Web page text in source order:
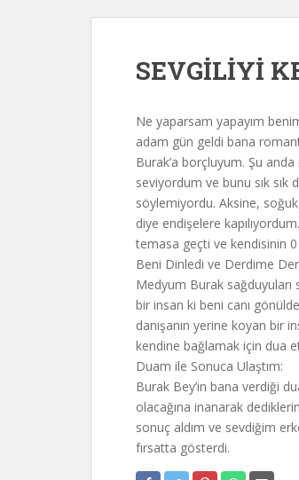
SEVGİLİYİ
Ne yaparsam yapayım
adam gün geldi bana
Burak’a borçluyum. Şu
seviyordum ve bunu sık
söylemiyordu. Aksine,
diye endişelere
temasa geçti ve kendisinin
Beni Dinledi ve Derdime
Medyum Burak
bir insan ki beni canı
danışanın yerine koyan bir
kendine bağlamak için dua
Duam ile Sonuca Ulaştım:
Burak Bey’in bana verdiği
olacağına inanarak
sonuç aldım ve sevdiğim
fırsatta gösterdi.